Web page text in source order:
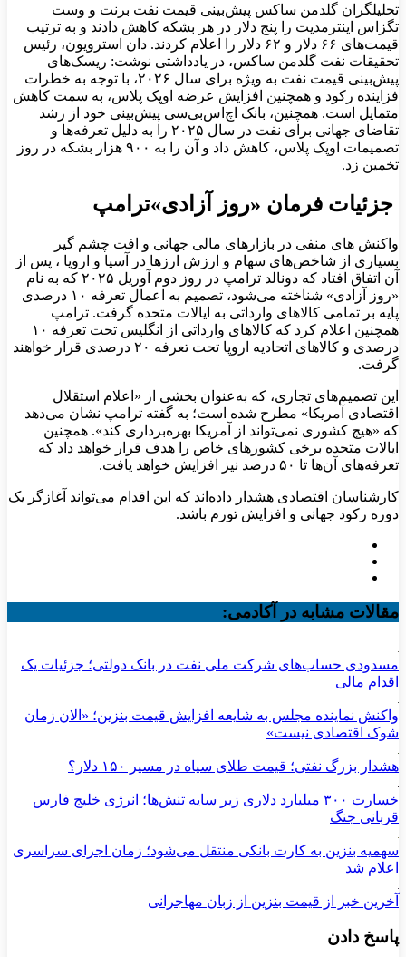
تحلیلگران گلدمن ساکس پیش‌بینی قیمت نفت برنت و وست
تگزاس اینترمدیت را پنج دلار در هر بشکه کاهش دادند و به ترتیب
قیمت‌های ۶۶ دلار و ۶۲ دلار را اعلام کردند. دان استرویون، رئیس
تحقیقات نفت گلدمن ساکس، در یادداشتی نوشت: ریسک‌های
پیش‌بینی قیمت نفت به ویژه برای سال ۲۰۲۶، با توجه به خطرات
فزاینده رکود و همچنین افزایش عرضه اوپک پلاس، به سمت کاهش
متمایل است. همچنین، بانک اچ‌اس‌بی‌سی پیش‌بینی خود از رشد
تقاضای جهانی برای نفت در سال ۲۰۲۵ را به دلیل تعرفه‌ها و
تصمیمات اوپک پلاس، کاهش داد و آن را به ۹۰۰ هزار بشکه در روز
تخمین زد.
جزئیات فرمان «روز آزادی»ترامپ
واکنش های منفی در بازارهای مالی جهانی و افت چشم گیر
بسیاری از شاخص‌های سهام و ارزش ارزها در آسیا و اروپا ، پس از
آن اتفاق افتاد که دونالد ترامپ در روز دوم آوریل ۲۰۲۵ که به نام
«روز آزادی» شناخته می‌شود، تصمیم به اعمال تعرفه ۱۰ درصدی
پایه بر تمامی کالاهای وارداتی به ایالات متحده گرفت. ترامپ
همچنین اعلام کرد که کالاهای وارداتی از انگلیس تحت تعرفه ۱۰
درصدی و کالاهای اتحادیه اروپا تحت تعرفه ۲۰ درصدی قرار خواهند
گرفت.
این تصمیم‌های تجاری، که به‌عنوان بخشی از «اعلام استقلال
اقتصادی آمریکا» مطرح شده است؛ به گفته ترامپ نشان می‌دهد
که «هیچ کشوری نمی‌تواند از آمریکا بهره‌برداری کند». همچنین
ایالات متحده برخی کشورهای خاص را هدف قرار خواهد داد که
تعرفه‌های آن‌ها تا ۵۰ درصد نیز افزایش خواهد یافت.
کارشناسان اقتصادی هشدار داده‌اند که این اقدام می‌تواند آغازگر یک
دوره رکود جهانی و افزایش تورم باشد.
مقالات مشابه در آکادمی:
مسدودی حساب‌های شرکت ملی نفت در بانک دولتی؛ جزئیات یک
اقدام مالی
واکنش نماینده مجلس به شایعه افزایش قیمت بنزین؛ «الان زمان
شوک اقتصادی نیست»
هشدار بزرگ نفتی؛ قیمت طلای سیاه در مسیر ۱۵۰ دلار؟
خسارت ۳۰۰ میلیارد دلاری زیر سایه تنش‌ها؛ انرژی خلیج فارس
قربانی جنگ
سهمیه بنزین به کارت بانکی منتقل می‌شود؛ زمان اجرای سراسری
اعلام شد
آخرین خبر از قیمت بنزین از زبان مهاجرانی
پاسخ دادن